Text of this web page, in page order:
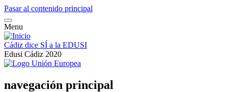
Pasar al contenido principal
Menu
Cádiz dice SÍ a la EDUSI
Edusi Cádiz 2020
navegación principal